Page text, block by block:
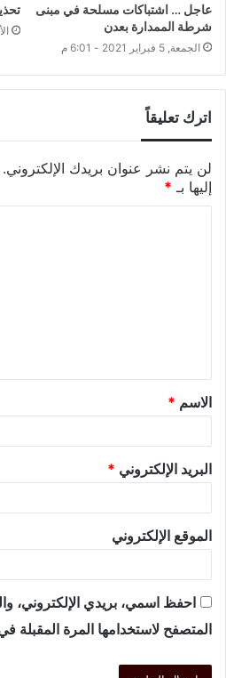
عاجل … اشتباكات مسلحة في مبنى
شرطة الممدارة بعدن
الجمعة, 5 فبراير 2021 - 6:01 م
اترك تعليقاً
لن يتم نشر عنوان بريدك الإلكتروني.
إليها بـ *
الاسم *
البريد الإلكتروني *
الموقع الإلكتروني
احفظ اسمي، بريدي الإلكتروني،
المتصفح لاستخدامها المرة المقبلة